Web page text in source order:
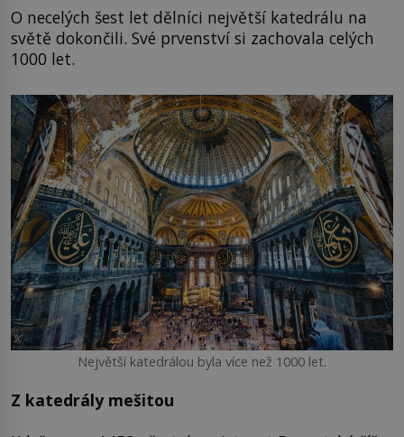
O necelých šest let dělníci největší katedrálu na
světě dokončili. Své prvenství si zachovala celých
1000 let.
Největší katedrálou byla více než 1000 let.
Z katedrály mešitou